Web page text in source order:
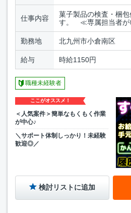
仕事内容
菓子製品の検査・梱
す。 ≪専属担当者が
勤務地 北九州市小倉南区
給与 時給1150円
職種未経験者
ここがオススメ！
＜人気案件＞簡単なもくもく作業
が中心♪
＼サポート体制しっかり！未経験
歓迎◎／
検討リストに追加